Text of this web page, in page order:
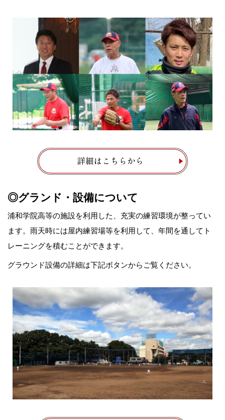
◎グランド・設備について
浦和学院高等の施設を利用した、充実の練習環境が整ってい
ます。雨天時には屋内練習場等を利用して、年間を通してト
レーニングを積むことができます。
グラウンド設備の詳細は下記ボタンからご覧ください。